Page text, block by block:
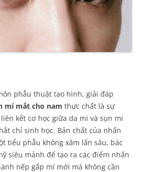
phẫu thuật tạo hình, giải đáp
mí mắt cho nam thực chất là sự
kết cơ học giữa da mi và sụn mi
chỉ sinh học. Bản chất của nhấn
tiểu phẫu không xâm lấn sâu, bác
siêu mảnh để tạo ra các điểm nhấn
nếp gấp mí mới mà không cần